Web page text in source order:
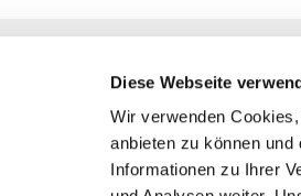
Diese Webseite
Wir verwenden
anbieten zu können
Informationen zu Ihrer
Kirchengemeinde
St. Benedikt Teltow-Fläming